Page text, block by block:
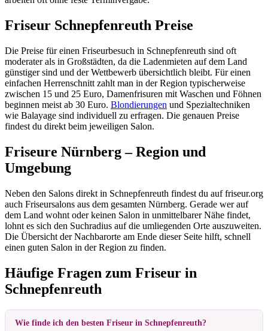
Friseur Schnepfenreuth Preise
Die Preise für einen Friseurbesuch in Schnepfenreuth sind oft
moderater als in Großstädten, da die Ladenmieten auf dem Land
günstiger sind und der Wettbewerb übersichtlich bleibt. Für einen
einfachen Herrenschnitt zahlt man in der Region typischerweise
zwischen 15 und 25 Euro, Damenfrisuren mit Waschen und Föhnen
beginnen meist ab 30 Euro. Blondierungen und Spezialtechniken
wie Balayage sind individuell zu erfragen. Die genauen Preise
findest du direkt beim jeweiligen Salon.
Friseure Nürnberg – Region und
Umgebung
Neben den Salons direkt in Schnepfenreuth findest du auf friseur.org
auch Friseursalons aus dem gesamten Nürnberg. Gerade wer auf
dem Land wohnt oder keinen Salon in unmittelbarer Nähe findet,
lohnt es sich den Suchradius auf die umliegenden Orte auszuweiten.
Die Übersicht der Nachbarorte am Ende dieser Seite hilft, schnell
einen guten Salon in der Region zu finden.
Häufige Fragen zum Friseur in
Schnepfenreuth
Wie finde ich den besten Friseur in Schnepfenreuth?